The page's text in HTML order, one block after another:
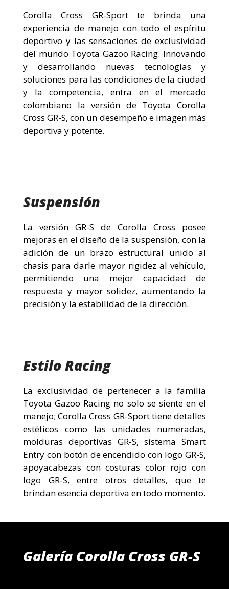
Corolla Cross GR-Sport te brinda una
experiencia de manejo con todo el espíritu
deportivo y las sensaciones de exclusividad
del mundo Toyota Gazoo Racing. Innovando
y desarrollando nuevas tecnologías y
soluciones para las condiciones de la ciudad
y la competencia, entra en el mercado
colombiano la versión de Toyota Corolla
Cross GR-S, con un desempeño e imagen más
deportiva y potente.
Suspensión
La versión GR-S de Corolla Cross posee
mejoras en el diseño de la suspensión, con la
adición de un brazo estructural unido al
chasis para darle mayor rigidez al vehículo,
permitiendo una mejor capacidad de
respuesta y mayor solidez, aumentando la
precisión y la estabilidad de la dirección.
Estilo Racing
La exclusividad de pertenecer a la familia
Toyota Gazoo Racing no solo se siente en el
manejo; Corolla Cross GR-Sport tiene detalles
estéticos como las unidades numeradas,
molduras deportivas GR-S, sistema Smart
Entry con botón de encendido con logo GR-S,
apoyacabezas con costuras color rojo con
logo GR-S, entre otros detalles, que te
brindan esencia deportiva en todo momento.
Galería Corolla Cross GR-S